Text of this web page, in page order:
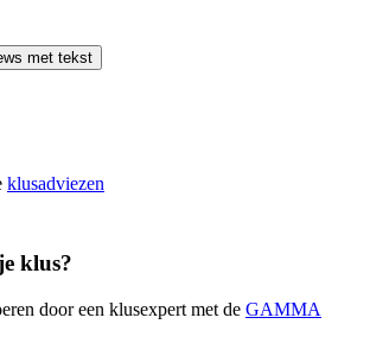
met tekst
klusadviezen
klus?
door een klusexpert met de GAMMA